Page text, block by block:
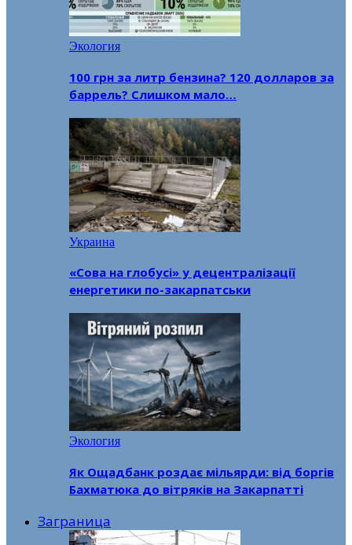
Экология
100 грн за литр бензина? 120 долларов за
баррель? Слишком мало…
Украина
«Сова на глобусі» у децентралізації
енергетики по-закарпатськи
Экология
Як Ощадбанк роздає мільярди: від боргів
Бахматюка до вітряків на Закарпатті
Заграница